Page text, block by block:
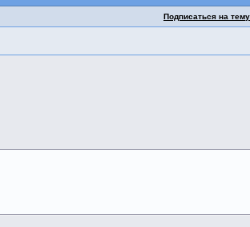
Подписаться на тему